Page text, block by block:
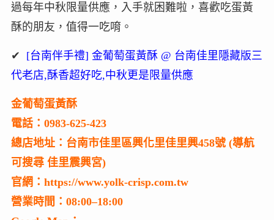
過每年中秋限量供應，入手就困難啦，喜歡吃蛋黃
酥的朋友，值得一吃唷。
✔ [台南伴手禮] 金葡萄蛋黃酥 @ 台南佳里隱藏版三
代老店,酥香超好吃,中秋更是限量供應
金葡萄蛋黃酥
電話：0983-625-423
總店地址： 台南市佳里區興化里佳里興458號 (導航
可搜尋 佳里震興宮)
官網：https://www.yolk-crisp.com.tw
營業時間：08:00–18:00